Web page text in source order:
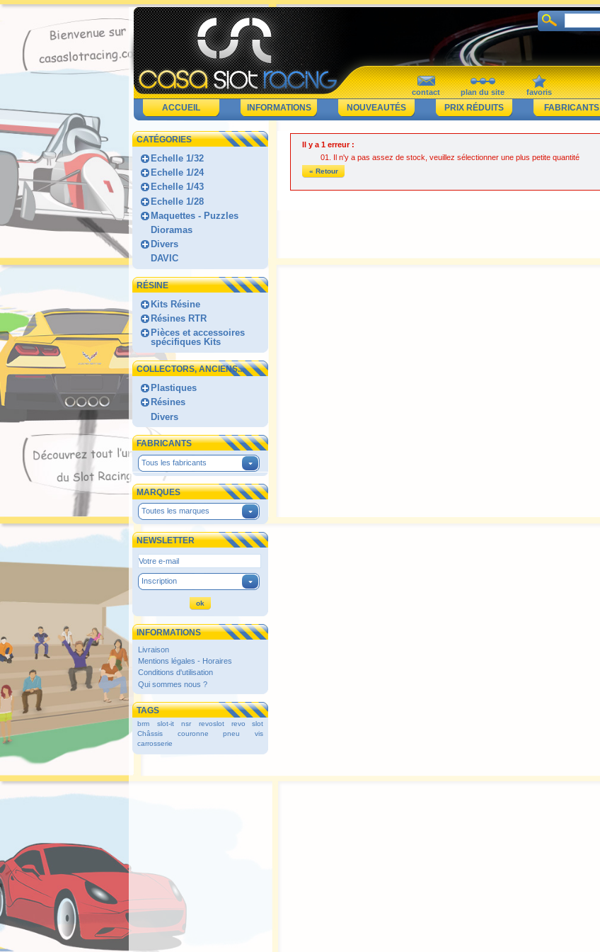
contact plan du site favoris
ACCUEIL INFORMATIONS NOUVEAUTÉS PRIX RÉDUITS FABRICANTS
CATÉGORIES
Echelle 1/32
Echelle 1/24
Echelle 1/43
Echelle 1/28
Maquettes - Puzzles
Dioramas
Divers
DAVIC
RÉSINE
Kits Résine
Résines RTR
Pièces et accessoires
spécifiques Kits
COLLECTORS, ANCIENS...
Plastiques
Résines
Divers
FABRICANTS
Tous les fabricants
MARQUES
Toutes les marques
NEWSLETTER
Inscription
INFORMATIONS
Livraison
Mentions légales - Horaires
Conditions d'utilisation
Qui sommes nous ?
TAGS
brm slot-it nsr revoslot
revo slot
Châssis
couronne pneu
vis
carrosserie
Il y a 1 erreur :
Il n'y a pas assez de stock, veuillez sélectionner une plus petite quantité
« Retour